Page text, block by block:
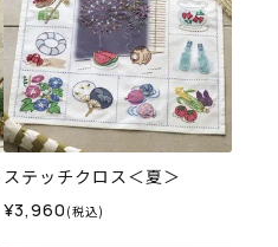
ステッチクロス＜夏＞
¥3,960 (税込)